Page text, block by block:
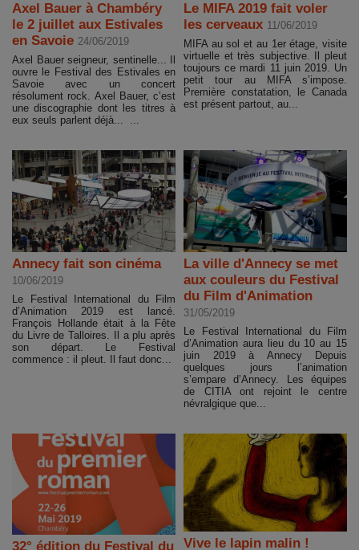
Axel Bauer à Chambéry
le 2 juillet aux Estivales
en Savoie 24/06/2019
Axel Bauer seigneur, sentinelle... Il
ouvre le Festival des Estivales en
Savoie avec un concert
résolument rock. Axel Bauer, c’est
une discographie dont les titres à
eux seuls parlent déjà... ...
Le MIFA 2019 fait voler
les cerveaux 11/06/2019
MIFA au sol et au 1er étage, visite
virtuelle et très subjective. Il pleut
toujours ce mardi 11 juin 2019. Un
petit tour au MIFA s’impose.
Première constatation, le Canada
est présent partout, au...
Annecy fait son cinéma
10/06/2019
Le Festival International du Film
d’Animation 2019 est lancé.
François Hollande était à la Fête
du Livre de Talloires. Il a plu après
son départ. Le Festival
commence : il pleut. Il faut donc...
La ville d'Annecy se met
aux couleurs du Festival
du Film d'Animation
31/05/2019
Le Festival International du Film
d’Animation aura lieu du 10 au 15
juin 2019 à Annecy Depuis
quelques jours l’animation
s’empare d’Annecy. Les équipes
de CITIA ont rejoint le centre
névralgique que...
32° édition du Festival du Vive le lapin malin !